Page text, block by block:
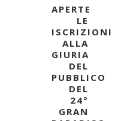
APERTE
LE
ISCRIZIONI
ALLA
GIURIA
DEL
PUBBLICO
DEL
24°
GRAN